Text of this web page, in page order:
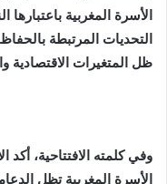
الأسرة المغربية
التحديات المرتبطة
ظل المتغيرات الاقتصادية
وفي كلمته الافتتاحية، أكد
الأسرة المغربية تظل